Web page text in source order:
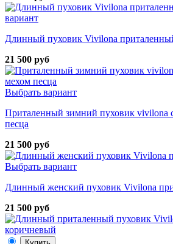
вариант
Длинный пуховик Vivilona
21 500 руб
Выбрать вариант
Приталенный зимний пуховик vivilona
песца
21 500 руб
Выбрать вариант
Длинный женский пуховик Vivilona
21 500 руб